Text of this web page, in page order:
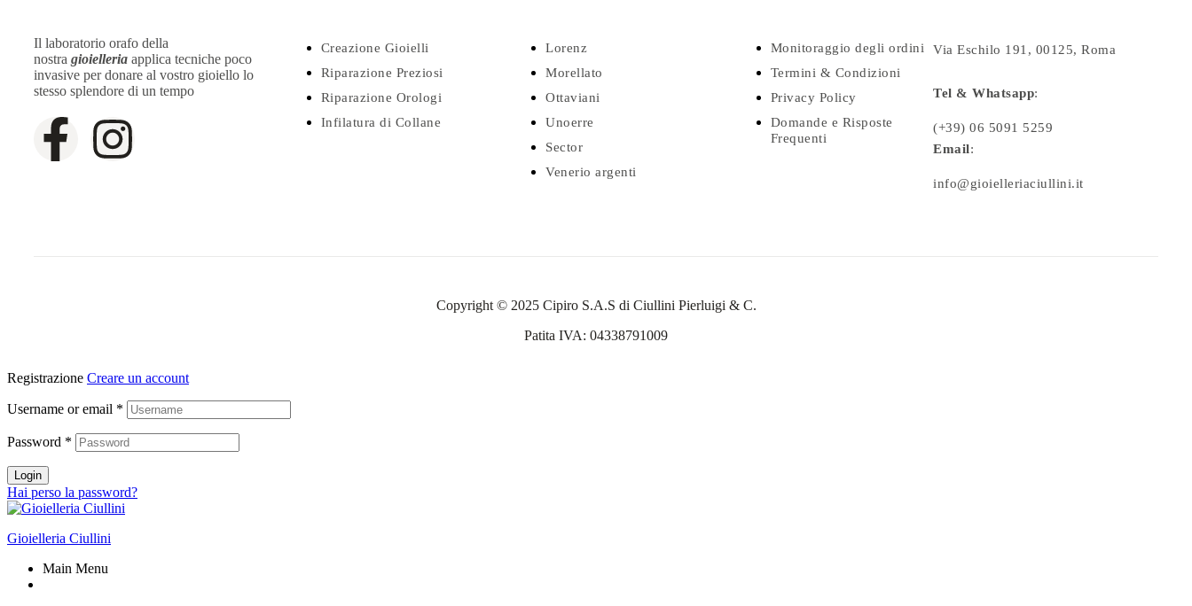
Il laboratorio orafo della
nostra gioielleria applica tecniche poco
invasive per donare al vostro gioiello lo
stesso splendore di un tempo
Creazione Gioielli
Riparazione Preziosi
Riparazione Orologi
Infilatura di Collane
Lorenz
Morellato
Ottaviani
Unoerre
Sector
Venerio argenti
Monitoraggio degli ordini
Termini & Condizioni
Privacy Policy
Domande e Risposte
Frequenti
Via Eschilo 191, 00125, Roma
Tel & Whatsapp:
(+39) 06 5091 5259
Email:
info@gioielleriaciullini.it
Copyright © 2025 Cipiro S.A.S di Ciullini Pierluigi & C.
Patita IVA: 04338791009
Registrazione Creare un account
Username or email *
Password *
Login
Hai perso la password?
Gioielleria Ciullini
Main Menu